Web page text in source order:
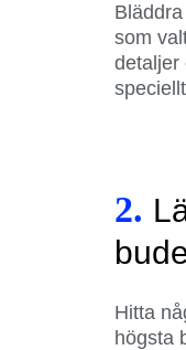
som
detaljer
2.
Hitta
högsta